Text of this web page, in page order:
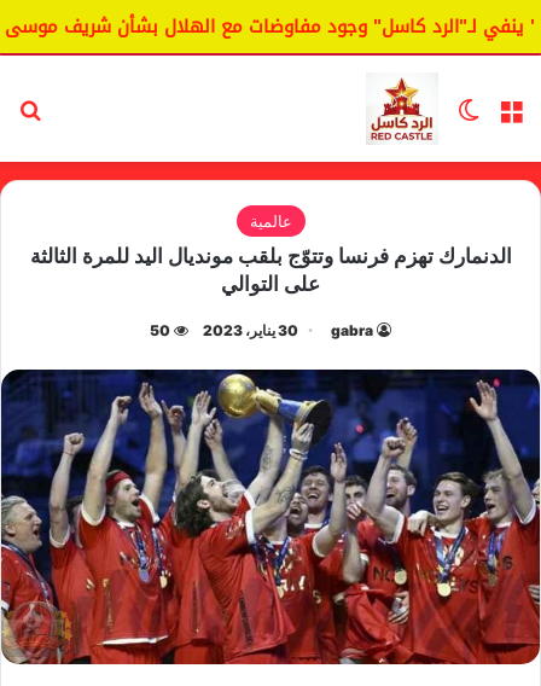
لـ"الرد كاسل" وجود مفاوضات مع الهلال بشأن شريف موسى.
القائمة الوضع المظلم
عالمية
الدنمارك تهزم فرنسا وتتوّج بلقب مونديال اليد للمرة الثالثة
على التوالي
gabra 30 يناير، 2023 50